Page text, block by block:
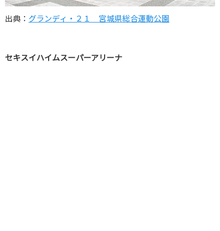
出典： グランディ・２１ 宮城県総合運動公園
セキスイハイムスーパーアリーナ